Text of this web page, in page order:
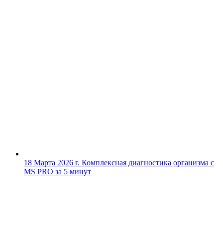
18 Марта 2026 г. Комплексная диагностика организма с
MS PRO за 5 минут